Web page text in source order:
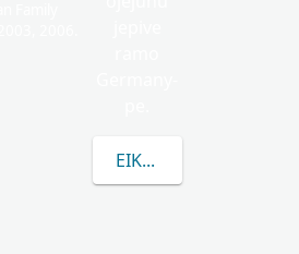
EIKUAAVE JOSBACH